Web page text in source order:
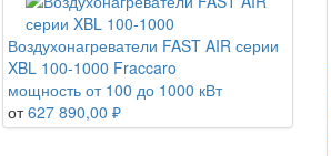
Воздухонагреватели FAST AIR серии
XBL 100-1000 Fraccaro
мощность от 100 до 1000 кВт
от 627 890,00 ₽